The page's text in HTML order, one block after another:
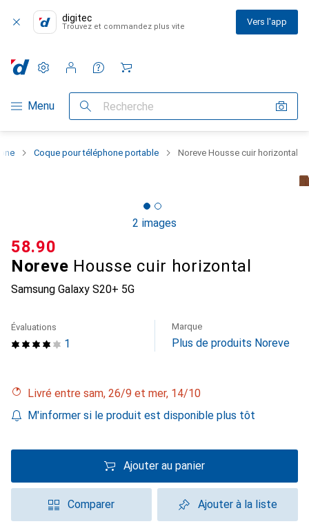
digitec
Trouvez et commandez plus vite Vers l'app
Navigation par catégorie
Menu Recherche
Paramètres
Compte client
Listes de comparaison
Listes d'envies
Panier
Coque pour téléphone portable Noreve Housse cuir horizontal
2 images
Noreve Housse cuir horizontal
Samsung Galaxy S20+ 5G
CHF
58.90
1
Évaluations Marque
Plus de produits Noreve
Livré entre sam, 26/9 et mer, 14/10
M'informer si le produit est disponible plus tôt
Ajouter au panier
Comparer Ajouter à la liste